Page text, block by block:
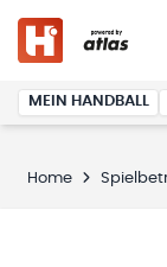
MEIN HANDBALL
Home